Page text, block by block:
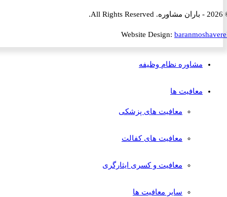
Website Design:
مشاوره نظام وظیفه
معافیت ها
معافیت های پزشکی
معافیت های کفالت
معافیت و کسری ایثارگری
سایر معافیت ها